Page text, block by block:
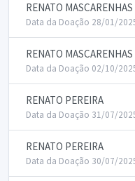
RENATO MASCARENHAS
Data da Doação 28/01/
RENATO MASCARENHAS
Data da Doação 02/10/
RENATO PEREIRA
Data da Doação 31/07/
RENATO PEREIRA
Data da Doação 30/07/